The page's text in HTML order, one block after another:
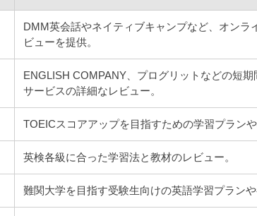
DMM英会話やネイティブキャンプなど、オンラ
ビューを提供。
ENGLISH COMPANY、プログリットなどの短
サービスの詳細なレビュー。
TOEICスコアアップを目指すための学習プランや
英検各級に合った学習法と教材のレビュー。
難関大学を目指す受験生向けの英語学習プランや